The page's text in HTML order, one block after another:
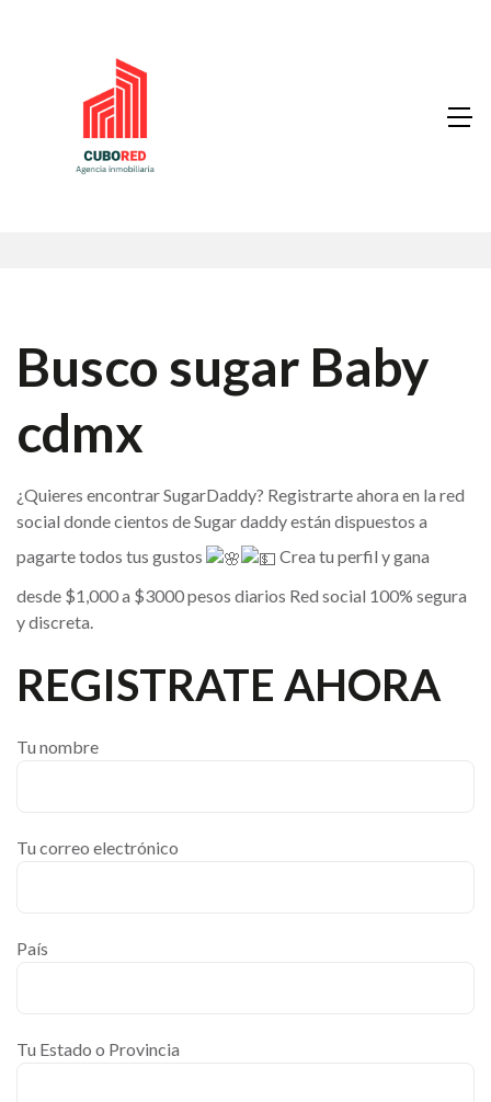
Busco sugar Baby
cdmx
¿Quieres encontrar SugarDaddy? Registrarte ahora en la red
social donde cientos de Sugar daddy están dispuestos a
pagarte todos tus gustos
Crea tu perfil y gana
desde $1,000 a $3000 pesos diarios Red social 100% segura
y discreta.
REGISTRATE AHORA
Tu nombre
Tu correo electrónico
País
Tu Estado o Provincia